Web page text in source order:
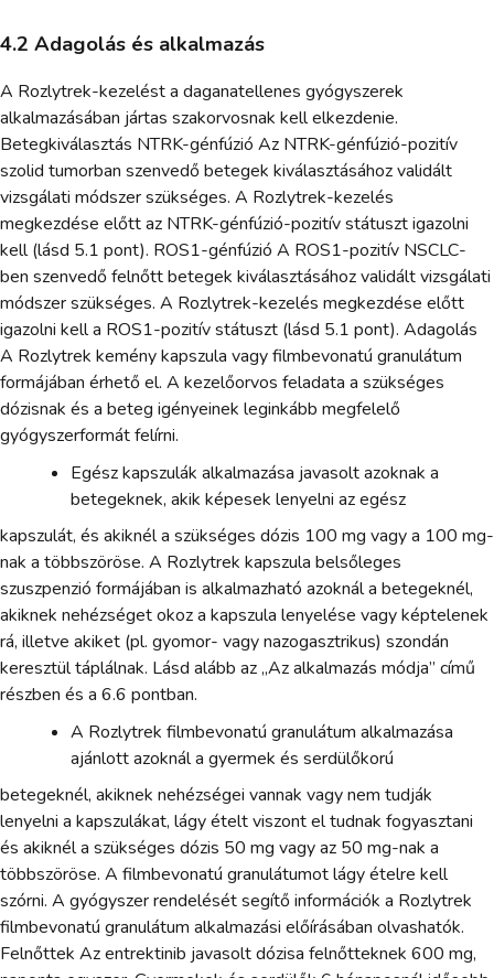
4.2 Adagolás és alkalmazás
A Rozlytrek-kezelést a daganatellenes gyógyszerek
alkalmazásában jártas szakorvosnak kell elkezdenie.
Betegkiválasztás NTRK-génfúzió Az NTRK-génfúzió-pozitív
szolid tumorban szenvedő betegek kiválasztásához validált
vizsgálati módszer szükséges. A Rozlytrek-kezelés
megkezdése előtt az NTRK-génfúzió-pozitív státuszt igazolni
kell (lásd 5.1 pont). ROS1-génfúzió A ROS1-pozitív NSCLC-
ben szenvedő felnőtt betegek kiválasztásához validált vizsgálati
módszer szükséges. A Rozlytrek-kezelés megkezdése előtt
igazolni kell a ROS1-pozitív státuszt (lásd 5.1 pont). Adagolás
A Rozlytrek kemény kapszula vagy filmbevonatú granulátum
formájában érhető el. A kezelőorvos feladata a szükséges
dózisnak és a beteg igényeinek leginkább megfelelő
gyógyszerformát felírni.
Egész kapszulák alkalmazása javasolt azoknak a
betegeknek, akik képesek lenyelni az egész
kapszulát, és akiknél a szükséges dózis 100 mg vagy a 100 mg-
nak a többszöröse. A Rozlytrek kapszula belsőleges
szuszpenzió formájában is alkalmazható azoknál a betegeknél,
akiknek nehézséget okoz a kapszula lenyelése vagy képtelenek
rá, illetve akiket (pl. gyomor- vagy nazogasztrikus) szondán
keresztül táplálnak. Lásd alább az „Az alkalmazás módja” című
részben és a 6.6 pontban.
A Rozlytrek filmbevonatú granulátum alkalmazása
ajánlott azoknál a gyermek és serdülőkorú
betegeknél, akiknek nehézségei vannak vagy nem tudják
lenyelni a kapszulákat, lágy ételt viszont el tudnak fogyasztani
és akiknél a szükséges dózis 50 mg vagy az 50 mg-nak a
többszöröse. A filmbevonatú granulátumot lágy ételre kell
szórni. A gyógyszer rendelését segítő információk a Rozlytrek
filmbevonatú granulátum alkalmazási előírásában olvashatók.
Felnőttek Az entrektinib javasolt dózisa felnőtteknek 600 mg,